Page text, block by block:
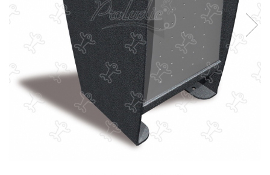
Jocuri cu nisip
Echipamente de catarat
Trasee echilibristica
Echipamente tematice
Echipamente persoane cu
dizabilitati
Echipament muzical
Animale din cauciuc